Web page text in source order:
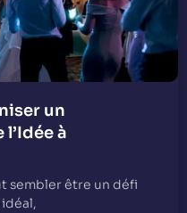
un
l’Idée à
sembler être un défi